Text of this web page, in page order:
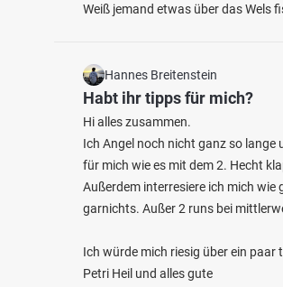
Weiß jemand etwas über das Wels
Hannes Breitenstein
Habt ihr tipps für mich?
Hi alles zusammen.
Ich Angel noch nicht ganz so
für mich wie es mit dem 2. Hecht
Außerdem interresiere ich mich
garnichts. Außer 2 runs bei
Ich würde mich riesig über ein paar
Petri Heil und alles gute